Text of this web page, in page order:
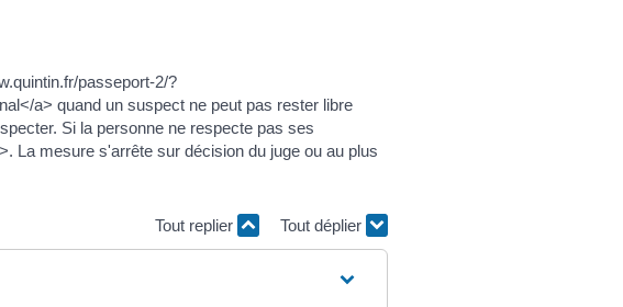
passeport-2/?
a> quand un suspect ne peut pas rester libre
Si la personne ne respecte pas ses
La mesure s'arrête sur décision du juge ou au plus
Tout replier Tout déplier